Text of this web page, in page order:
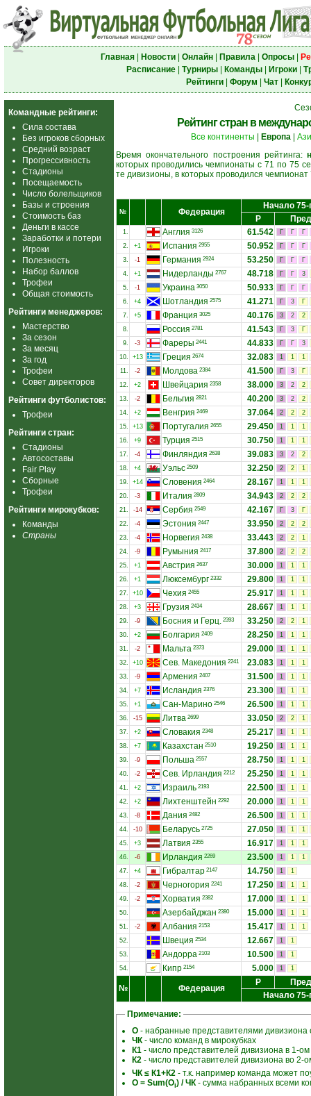
Главная| Новости| Онлайн| Правила| Опросы|
Расписание| Турниры| Команды| Игроки|
Рейтинги| Форум Чат|
Командные рейтинги:
Сила состава
Без игроков сборных
Средний возраст
Прогрессивность
Стадионы
Посещаемость
Число болельщиков
Базы и строения
Стоимость баз
Деньги в кассе
Заработки и потери
Игроки
Полезность
Набор баллов
Трофеи
Общая стоимость
Рейтинги менеджеров:
Мастерство
За сезон
За месяц
За год
Трофеи
Совет директоров
Рейтинги футболистов:
Трофеи
Рейтинги стран:
Стадионы
Автосоставы
Fair Play
Сборные
Трофеи
Рейтинги мирокубков:
Команды
Страны
Рейтинг стран в
Все континенты Европа
Время окончательного построения рейтинга:
которых проводились чемпионаты с 71 по 75
те дивизионы, в которых проводился чемпионат
№ Федерация
Начало 75-
Р
1. Англия 3126 61.542 Г Г
Г
2.
+1 Испания 2955 50.952 Г Г
Г
3.
-1 Германия 2924 53.250 Г Г
Г
4.
+1 Нидерланды 2767 48.718 Г Г
3
5.
-1 Украина 3050 50.933 Г Г
Г
6.
+4 Шотландия 2575 41.271 Г 3
Г
7.
+5 Франция 3025 40.176 3 2
2
8.
Россия 2781 41.543 Г 3
Г
9.
-3 Фареры 2441 44.833 Г Г
3
10.
+13 Греция 2674 32.083 1 1
1
11.
-2 Молдова 2384 41.500 Г 3
Г
12.
+2 Швейцария 2358 38.000 3 2
2
13.
-2 Бельгия 2821 40.200 3 2
2
14.
+2 Венгрия 2469 37.064 2 2
2
15.
+13 Португалия 2655 29.450 1 1
1
16.
+9 Турция 2515 30.750 1 1
1
17.
-4 Финляндия 2638 39.083 3 2
2
18.
+4 Уэльс 2509 32.250 2 2
1
19.
+14 Словения 2464 28.167 1 1
1
20.
-3 Италия 2809 34.943 2 2
2
21.
-14 Сербия 2549 42.167 Г 3
Г
22.
-4 Эстония 2447 33.950 2 2
2
23.
-4 Норвегия 2438 33.443 2 2
1
24.
-9 Румыния 2417 37.800 2 2
2
25.
+1 Австрия 2637 30.000 1 1
1
26.
+1 Люксембург 2332 29.800 1 1
1
27.
+10 Чехия 2455 25.917 1 1
1
28.
+3 Грузия 2434 28.667 1 1
1
29.
-9 Босния и Герц. 2393 33.250 2 2
1
30.
+2 Болгария 2409 28.250 1 1
1
31.
-2 Мальта 2373 29.000 1 1
1
32.
+10 Сев. Македония 2241 23.083 1 1
1
33.
-9 Армения 2407 31.500 1 1
1
34.
+7 Исландия 2376 23.300 1 1
1
35.
+1 Сан-Марино 2546 26.500 1 1
1
36.
-15 Литва 2699 33.050 2 2
1
37.
+2 Словакия 2348 25.217 1 1
1
38.
+7 Казахстан 2510 19.250 1 1
1
39.
-9 Польша 2557 28.750 1 1
1
40.
-2 Сев. Ирландия 2212 25.250 1 1
1
41.
+2 Израиль 2193 22.500 1 1
1
42.
+2 Лихтенштейн 2292 20.000 1 1
1
43.
-8 Дания 2482 26.500 1 1
1
44.
-10 Беларусь 2725 27.050 1 1
1
45.
+3 Латвия 2355 16.917 1 1
1
46.
-6 Ирландия 2269 23.500 1 1
1
47.
+4 Гибралтар 2147 14.750 1
1
48.
-2 Черногория 2241 17.250 1 1
1
49.
-2 Хорватия 2382 17.000 1 1
1
50.
Азербайджан 2380 15.000 1 1
1
51.
-2 Албания 2153 15.417 1 1
1
52.
Швеция 2534 12.667 1
1
53.
Андорра 2103 10.500 1
1
54.
Кипр 2154 5.000 1 1
№ Федерация
Р
Начало 75-
Примечание:
О - набранные представителями дивизиона
ЧК- число команд в мирокубках
К1 - число представителей дивизиона в 1-
К2 - число представителей дивизиона во 2-
ЧК ≤ К1+К2 - т.к. например команда может
О = Sum(Оi) / ЧК- сумма набранных всеми